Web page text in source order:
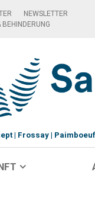
NEWSLETTER
Frossay Paimboeuf